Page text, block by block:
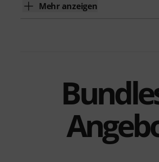
Mehr anzeigen